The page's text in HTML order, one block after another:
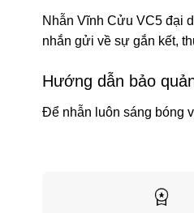
Nhẫn Vĩnh Cửu VC5 đại
nhắn gửi về sự gắn kết,
Hướng dẫn bảo
Để nhẫn luôn sáng bóng